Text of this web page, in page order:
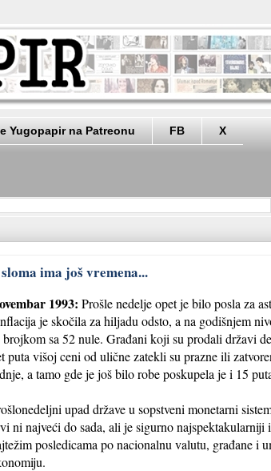
Yugopapir na Patreonu FB X
ima još vremena...
1993: Prošle nedelje opet je bilo posla za
je skočila za hiljadu odsto, a na godišnjem
brojkom sa 52 nule. Građani koji su prodali državi
puta višoj ceni od ulične zatekli su prazne ili
a tamo gde je još bilo robe poskupela je i 15
upad države u sopstveni monetarni
ni najveći do sada, ali je sigurno najspektakularniji
posledicama po nacionalnu valutu, građane i